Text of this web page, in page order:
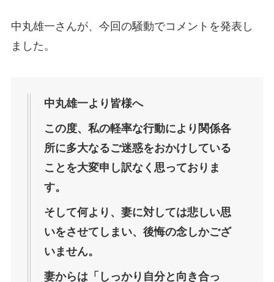
中丸雄一さんが、今回の騒動でコメントを発表し
ました。
中丸雄⼀より皆様へ
この度、私の軽率な⾏動により関係各
所に多⼤なるご迷惑をおかけしている
ことを⼤変申し訳なく思っておりま
す。
そして何より、妻に対しては悲しい思
いをさせてしまい、後悔の念しかござ
いません。
妻からは「しっかり⾃分と向き合っ